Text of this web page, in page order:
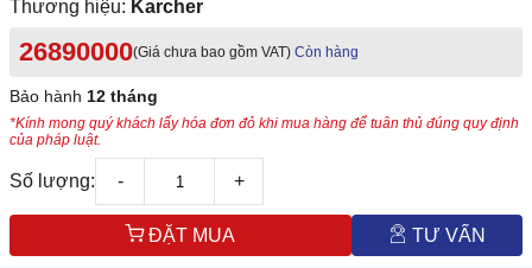
Thương hiệu: Karcher
26890000(Giá chưa bao gồm VAT) Còn hàng
Bảo hành 12 tháng
*Kính mong quý khách lấy hóa đơn đỏ khi mua hàng để tuân thủ đúng quy định
của pháp luật.
Số lượng: - +
ĐẶT MUA TƯ VẤN